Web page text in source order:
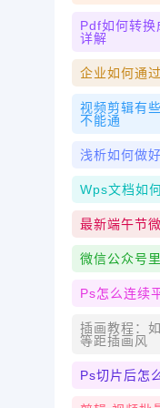
Pdf如何转
详解
企业如何通
视频剪辑有
不能通
浅析如何做
Wps文档如
最新端午节
微信公众号
Ps怎么连续
插画教程：
等距插画风
Ps切片后怎